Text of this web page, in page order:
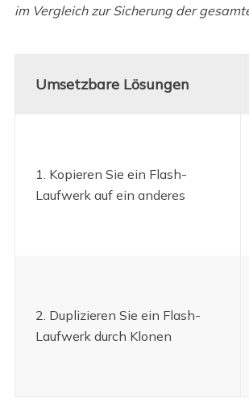
im Vergleich zur Sicherung der
Umsetzbare Lösungen
1. Kopieren Sie ein Flash-
Laufwerk auf ein anderes
2. Duplizieren Sie ein Flash-
Laufwerk durch Klonen